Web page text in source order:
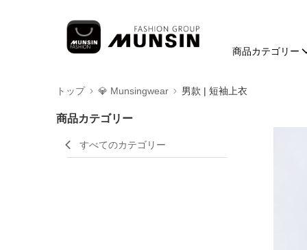
商品カテゴリー
トップ 💎 Munsingwear 男款 | 短袖上衣
商品カテゴリー
すべてのカテゴリー